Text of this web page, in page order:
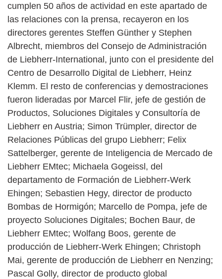
cumplen 50 años de actividad en este apartado de
las relaciones con la prensa, recayeron en los
directores gerentes Steffen Günther y Stephen
Albrecht, miembros del Consejo de Administración
de Liebherr-International, junto con el presidente del
Centro de Desarrollo Digital de Liebherr, Heinz
Klemm. El resto de conferencias y demostraciones
fueron lideradas por Marcel Flir, jefe de gestión de
Productos, Soluciones Digitales y Consultoría de
Liebherr en Austria; Simon Trümpler, director de
Relaciones Públicas del grupo Liebherr; Felix
Sattelberger, gerente de Inteligencia de Mercado de
Liebherr EMtec; Michaela Gogeissl, del
departamento de Formación de Liebherr-Werk
Ehingen; Sebastien Hegy, director de producto
Bombas de Hormigón; Marcello de Pompa, jefe de
proyecto Soluciones Digitales; Bochen Baur, de
Liebherr EMtec; Wolfang Boos, gerente de
producción de Liebherr-Werk Ehingen; Christoph
Mai, gerente de producción de Liebherr en Nenzing;
Pascal Golly, director de producto global